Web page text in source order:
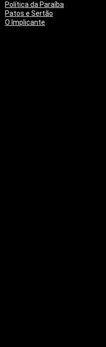
Política da Paraíba
Patos e Sertão
O Implicante